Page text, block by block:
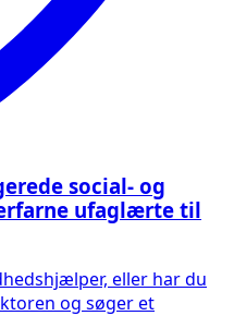
social- og
ufaglærte til
eller har du
og søger et